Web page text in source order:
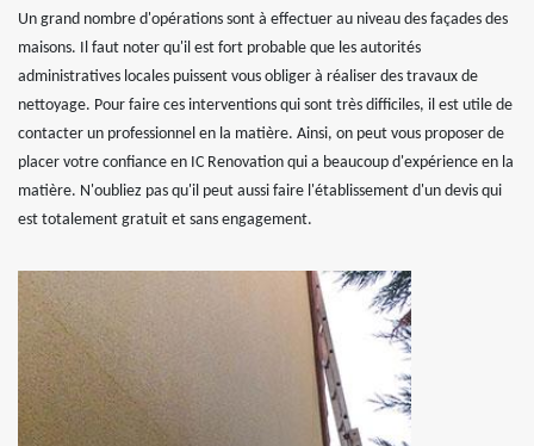
Un grand nombre d'opérations sont à effectuer au niveau des façades des
maisons. Il faut noter qu'il est fort probable que les autorités
administratives locales puissent vous obliger à réaliser des travaux de
nettoyage. Pour faire ces interventions qui sont très difficiles, il est utile de
contacter un professionnel en la matière. Ainsi, on peut vous proposer de
placer votre confiance en IC Renovation qui a beaucoup d'expérience en la
matière. N'oubliez pas qu'il peut aussi faire l'établissement d'un devis qui
est totalement gratuit et sans engagement.